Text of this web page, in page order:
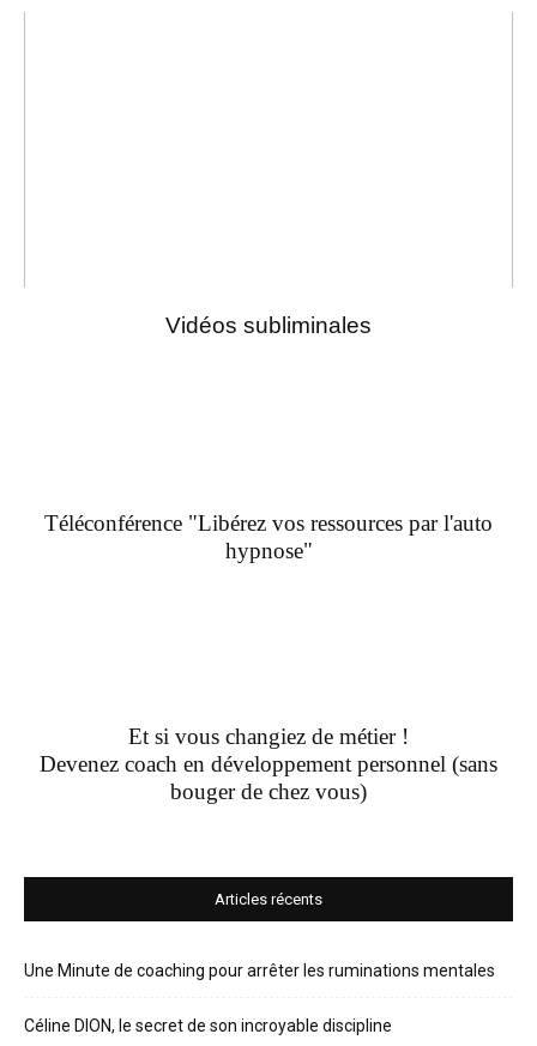
Vidéos subliminales
Téléconférence "Libérez vos ressources par l'auto
hypnose"
Et si vous changiez de métier !
Devenez coach en développement personnel (sans
bouger de chez vous)
Articles récents
Une Minute de coaching pour arrêter les ruminations mentales
Céline DION, le secret de son incroyable discipline